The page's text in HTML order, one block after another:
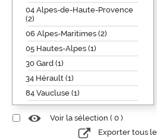
04 Alpes-de-Haute-Provence
(2)
06 Alpes-Maritimes (2)
05 Hautes-Alpes (1)
30 Gard (1)
34 Hérault (1)
84 Vaucluse (1)
Voir la sélection ( 0 )
Exporter tous